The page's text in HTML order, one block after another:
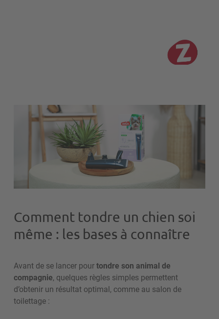
Comment tondre un chien soi
même : les bases à connaître
Avant de se lancer pourtondre son animal de
compagnie, quelques règles simples permettent
d’obtenir un résultat optimal, comme au salon de
toilettage :